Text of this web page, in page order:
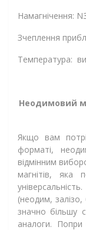
Намагнічення:
Зчеплення
Температура:
Неодимовий
Якщо вам
форматі,
відмінним
магнітів, яка
(неодим,
значно більшу
аналоги. Попри